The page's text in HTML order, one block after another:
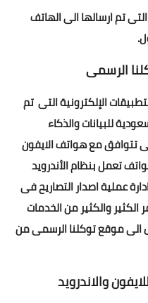
تم ارسالها الى الهاتف
الرسمى
الإلكترونية التى تم
للبيانات والذكاء
تتوافق مع هواتف الايفون
تعمل بنظام الأندرويد
عملية اصدار التصاريح فى
الكثير والكثير من الخدمات
الى موقع توكلنا الرسمىمن
والاندرويد